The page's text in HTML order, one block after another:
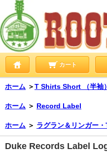
カート
ホーム ＞T Shirts Short （半袖）
ホーム ＞ Record Label
ホーム ＞ ラグラン＆リンガー
Duke Records Label